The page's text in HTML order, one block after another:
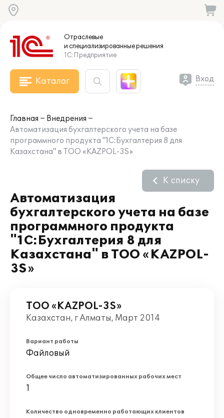
Отраслевые
и специализированныерешения
1С:Предприятие
Каталог Вход
Главная
Внедрения
Автоматизация бухгалтерского учета на базе
программного продукта "1С:Бухгалтерия 8 для
Казахстана" в ТОО «KAZPOL-3S»
Автоматизация
бухгалтерского учета на базе
программного продукта
"1С:Бухгалтерия 8 для
Казахстана" в ТОО «KAZPOL-
3S»
К списку
ТОО «KAZPOL-3S»
Казахстан, г Алматы, Март 2014
Вариант работы
Файловый
Общее число автоматизированных рабочих мест
1
Количество одновременно работающих клиентов